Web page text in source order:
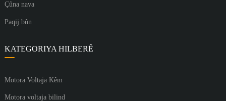
Çûna nava
Paqij bûn
KATEGORIYA HILBERÊ
Motora Voltaja Kêm
Motora voltaja bilind